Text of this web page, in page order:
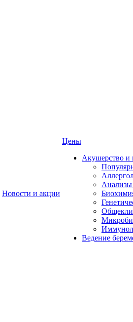
Новости и акции
Цены
Акушерство и
Анализы
Ведение